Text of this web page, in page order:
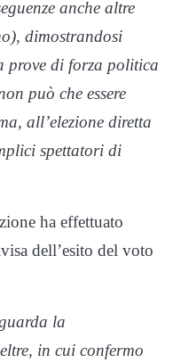
anche altre
dimostrandosi
prove di forza politica
può che essere
all’elezione diretta
spettatori di
ha effettuato
dell’esito del voto
la
in cui confermo